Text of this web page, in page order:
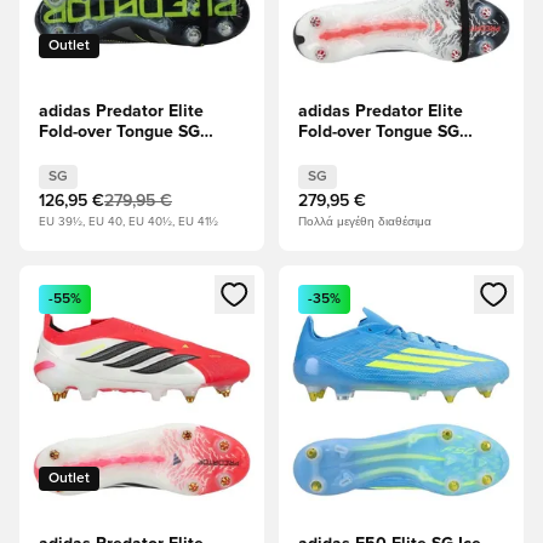
Outlet
adidas Predator Elite
Fold-over Tongue SG
Άνθρακας/Διαυγές
λεμόνι
SG
126,95 €279,95 €
EU 39½, EU 40, EU 40½, EU 41½
adidas Predator Elite
Fold-over Tongue SG
SG
279,95 €
Πολλά μεγέθη διαθέσιμα
Ανοίγει ένα Modal για να συνδεθείτε ή να εγγραφείτε ως
Outlet
-55%
Ανοίγει ένα Modal για να
-35%